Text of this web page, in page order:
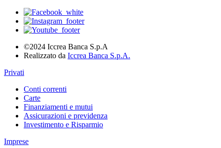
©2024 Iccrea Banca S.p.A
Realizzato da Iccrea Banca S.p.A.
Privati
Conti correnti
Carte
Finanziamenti e mutui
Assicurazioni e previdenza
Investimento e Risparmio
Imprese